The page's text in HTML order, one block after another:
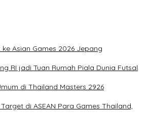
ke Asian Games 2026 Jepang
RI jadi Tuan Rumah Piala Dunia Futsal
di Thailand Masters 2926
di ASEAN Para Games Thailand,